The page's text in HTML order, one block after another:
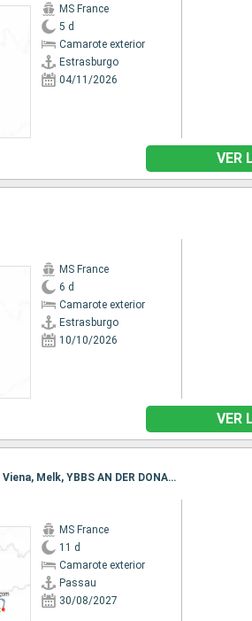
MS France
5 d
Camarote exterior
Estrasburgo
04/11/2026
VER
MS France
6 d
Camarote exterior
Estrasburgo
10/10/2026
VER
Itinerario : Passau, Melk, Dürnstein, Viena, Esztergom, Budapest, Bratislava, Viena, Melk, YBBS AN DER DONAU, Passau
MS France
11 d
Camarote exterior
Passau
30/08/2027